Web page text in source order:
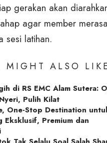
gerakan akan
agar member
sesi latihan.
MIGHT ALSO LIKE
di RS EMC Alam Sutera:
Pulih Kilat
One-Stop Destination
Eksklusif, Premium dan